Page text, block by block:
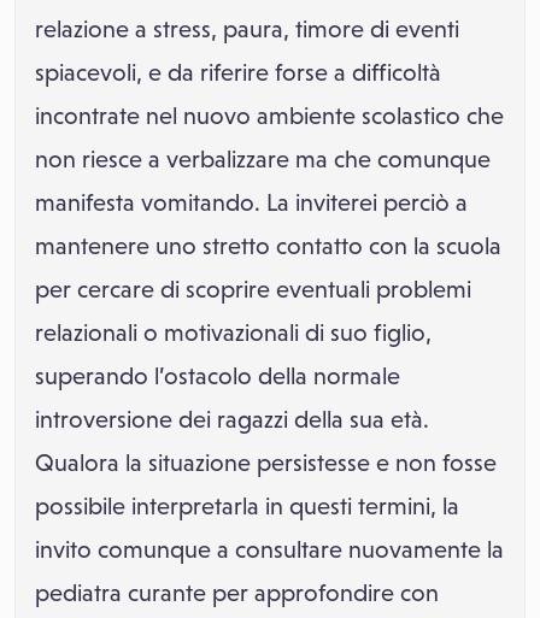
relazione a stress, paura, timore di eventi
spiacevoli, e da riferire forse a difficoltà
incontrate nel nuovo ambiente scolastico che
non riesce a verbalizzare ma che comunque
manifesta vomitando. La inviterei perciò a
mantenere uno stretto contatto con la scuola
per cercare di scoprire eventuali problemi
relazionali o motivazionali di suo figlio,
superando l’ostacolo della normale
introversione dei ragazzi della sua età.
Qualora la situazione persistesse e non fosse
possibile interpretarla in questi termini, la
invito comunque a consultare nuovamente la
pediatra curante per approfondire con